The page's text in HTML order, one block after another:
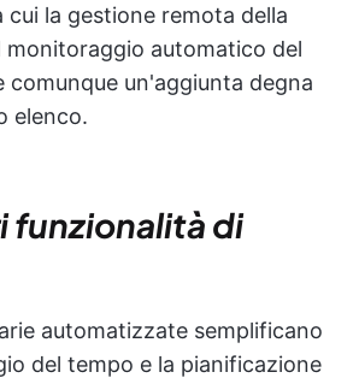
la gestione remota della
monitoraggio automatico del
comunque un'aggiunta degna
elenco.
funzionalità di
automatizzate semplificano
del tempo e la pianificazione